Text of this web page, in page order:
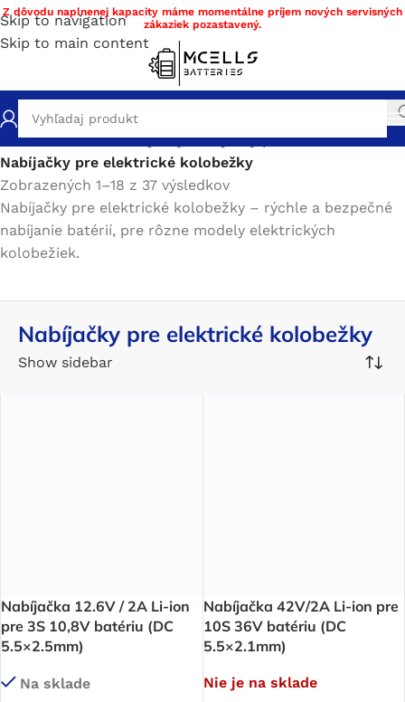
Skip to navigation
Skip to main content
Z dôvodu naplnenej kapacity máme momentálne príjem nových servisných
zákaziek pozastavený.
Domov/Obchod/Nabíjačky/Nabíjačky podľa zariadenia/
Nabíjačky pre elektrické kolobežky
Zobrazených 1–18 z 37 výsledkov
Nabíjačky pre elektrické kolobežky – rýchle a bezpečné
nabíjanie batérií, pre rôzne modely elektrických
kolobežiek.
Nabíjačky pre elektrické kolobežky
Show sidebar
Nabíjačka 12.6V / 2A Li-ion
pre 3S 10,8V batériu (DC
5.5×2.5mm)
Na sklade
Nabíjačka 42V/2A Li-ion pre
10S 36V batériu (DC
5.5×2.1mm)
Nie je na sklade